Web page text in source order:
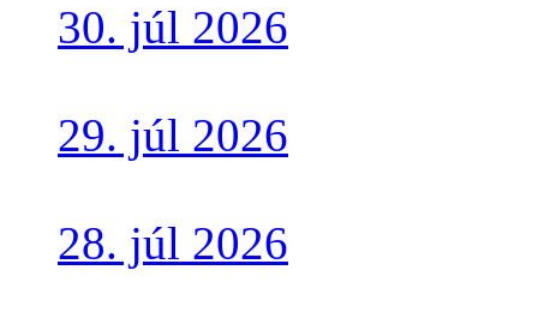
30. júl 2026
29. júl 2026
28. júl 2026